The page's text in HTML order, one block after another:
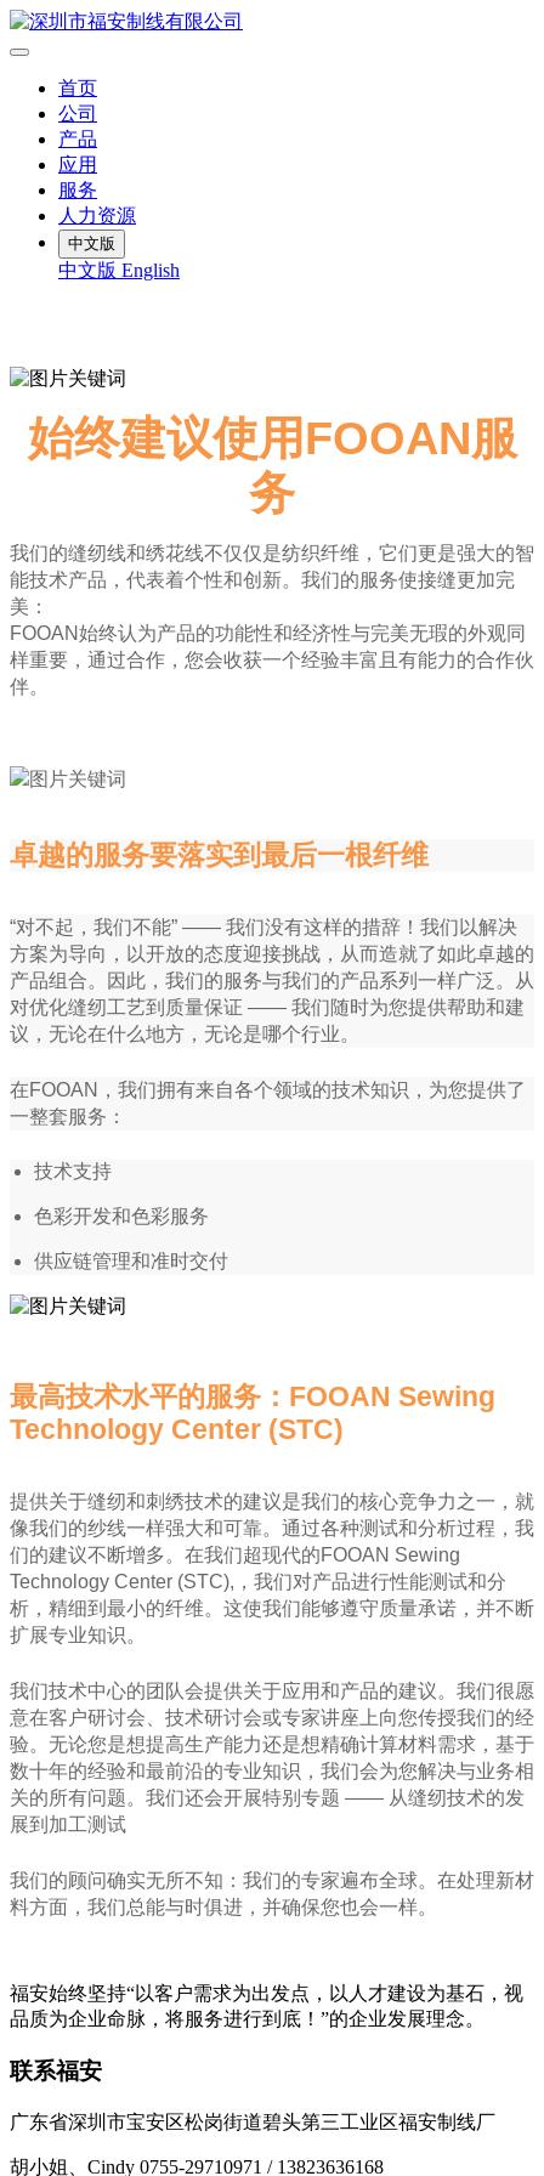
首页
公司
产品
应用
服务
人力资源
中文版
中文版 English
始终建议使用FOOAN服
务
我们的缝纫线和绣花线不仅仅是纺织纤维，它们更是强大的智
能技术产品，代表着个性和创新。我们的服务使接缝更加完
美：
FOOAN始终认为产品的功能性和经济性与完美无瑕的外观同
样重要，通过合作，您会收获一个经验丰富且有能力的合作伙
伴。
卓越的服务要落实到最后一根纤维
“对不起，我们不能” —— 我们没有这样的措辞！我们以解决
方案为导向，以开放的态度迎接挑战，从而造就了如此卓越的
产品组合。因此，我们的服务与我们的产品系列一样广泛。从
对优化缝纫工艺到质量保证 —— 我们随时为您提供帮助和建
议，无论在什么地方，无论是哪个行业。
在FOOAN，我们拥有来自各个领域的技术知识，为您提供了
一整套服务：
技术支持
色彩开发和色彩服务
供应链管理和准时交付
最高技术水平的服务：FOOAN Sewing
Technology Center (STC)
提供关于缝纫和刺绣技术的建议是我们的核心竞争力之一，就
像我们的纱线一样强大和可靠。通过各种测试和分析过程，我
们的建议不断增多。在我们超现代的FOOAN Sewing
Technology Center (STC),，我们对产品进行性能测试和分
析，精细到最小的纤维。这使我们能够遵守质量承诺，并不断
扩展专业知识。
我们技术中心的团队会提供关于应用和产品的建议。我们很愿
意在客户研讨会、技术研讨会或专家讲座上向您传授我们的经
验。无论您是想提高生产能力还是想精确计算材料需求，基于
数十年的经验和最前沿的专业知识，我们会为您解决与业务相
关的所有问题。我们还会开展特别专题 —— 从缝纫技术的发
展到加工测试
我们的顾问确实无所不知：我们的专家遍布全球。在处理新材
料方面，我们总能与时俱进，并确保您也会一样。
福安始终坚持“以客户需求为出发点，以人才建设为基石，视
品质为企业命脉，将服务进行到底！”的企业发展理念。
联系福安
广东省深圳市宝安区松岗街道碧头第三工业区福安制线厂
胡小姐、Cindy 0755-29710971 / 13823636168